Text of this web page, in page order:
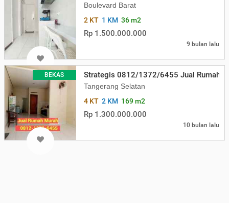
Boulevard Barat
2 KT 1 KM 36 m2
Rp 1.500.000.000
9 bulan lalu
BEKAS Strategis 0812/1372/6455 Jual Rumah
Tangerang Selatan
4 KT 2 KM 169 m2
Rp 1.300.000.000
10 bulan lalu